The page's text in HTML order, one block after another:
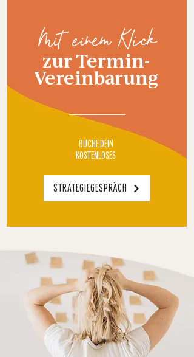
STRATEGIEGESPRÄCH
Mit einem Klick
zur Termin-
Vereinbarung
BUCHE DEIN
KOSTENLOSES